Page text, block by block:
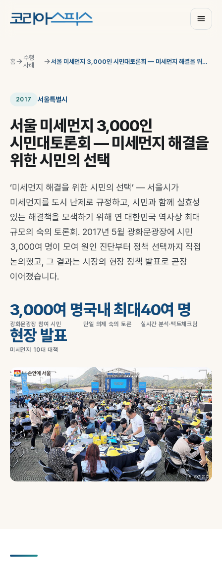
홈
수행
사례
서울 미세먼지 3,000인 시민대토론회 — 미세먼지 해결을 위한 시민의 선택
2017 서울특별시
서울 미세먼지 3,000인
시민대토론회 — 미세먼지 해결을
위한 시민의 선택
‘미세먼지 해결을 위한 시민의 선택’ — 서울시가
미세먼지를 도시 난제로 규정하고, 시민과 함께 실효성
있는 해결책을 모색하기 위해 연 대한민국 역사상 최대
규모의 숙의 토론회. 2017년 5월 광화문광장에 시민
3,000여 명이 모여 원인 진단부터 정책 선택까지 직접
논의했고, 그 결과는 시장의 현장 정책 발표로 곧장
이어졌습니다.
3,000여 명
광화문광장 참여 시민
국내 최대
단일 의제 숙의 토론
40여 명
실시간 분석·팩트체크팀
현장 발표
미세먼지 10대 대책